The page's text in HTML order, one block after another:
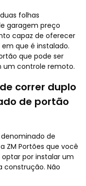
folhas
garagem preço
capaz de oferecer
que é instalado.
que pode ser
um controle remoto.
correr duplo
de portão
de
ZM Portões que você
por instalar um
construção. Não